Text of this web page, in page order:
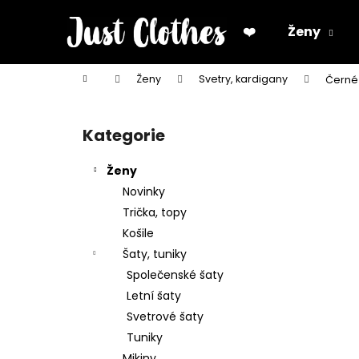
❤️ Ženy
Domů Ženy Svetry, kardigany
Přeskočit
kategorie
Kategorie
Ženy
Novinky
Trička, topy
Košile
Šaty, tuniky
Společenské šaty
Letní šaty
Svetrové šaty
Tuniky
í
Zpět
do
Zpět
do